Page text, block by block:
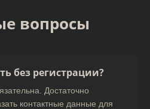
вопросы
без регистрации?
Достаточно
контактные данные для